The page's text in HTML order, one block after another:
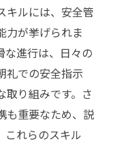
キルには、安全管
力が挙げられま
な進行は、日々の
礼での安全指示
取り組みです。さ
も重要なため、説
これらのスキル